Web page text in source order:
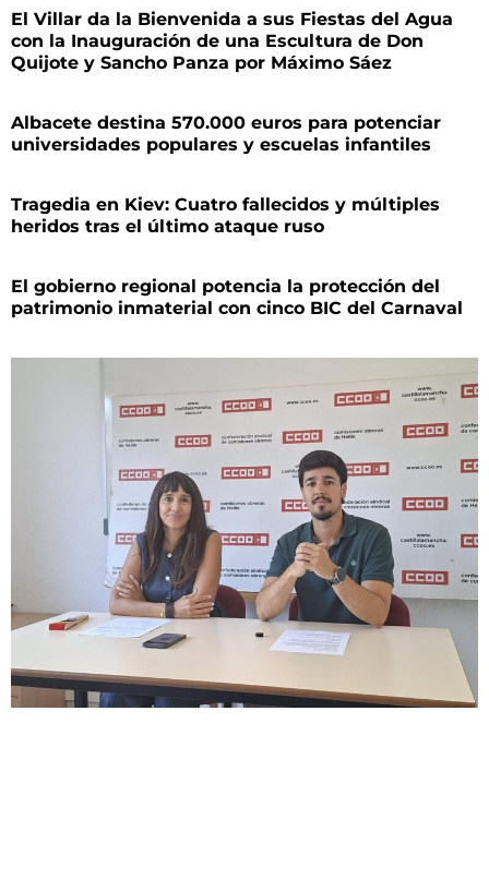
El Villar da la Bienvenida a sus Fiestas del Agua
con la Inauguración de una Escultura de Don
Quijote y Sancho Panza por Máximo Sáez
Albacete destina 570.000 euros para potenciar
universidades populares y escuelas infantiles
Tragedia en Kiev: Cuatro fallecidos y múltiples
heridos tras el último ataque ruso
El gobierno regional potencia la protección del
patrimonio inmaterial con cinco BIC del Carnaval